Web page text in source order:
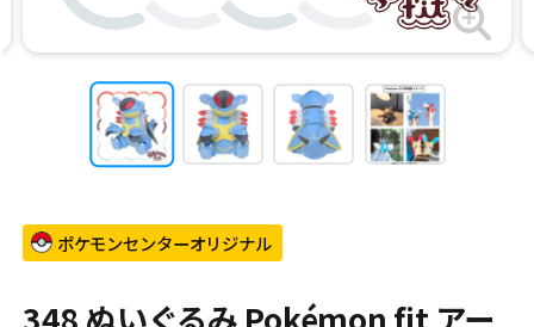
ポケモンセンターオリジナル